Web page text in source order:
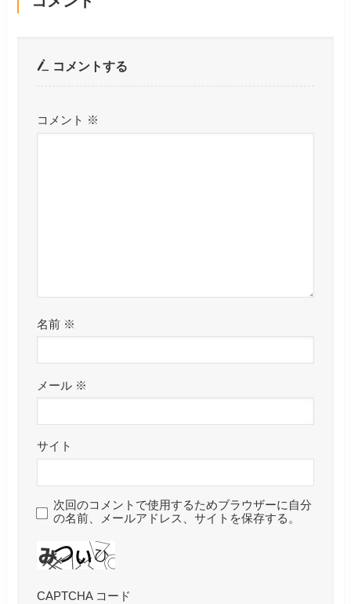
コメントする
コメント ※
名前 ※
メール ※
サイト
次回のコメントで使用するためブラウザーに自分
の名前、メールアドレス、サイトを保存する。
CAPTCHA コード